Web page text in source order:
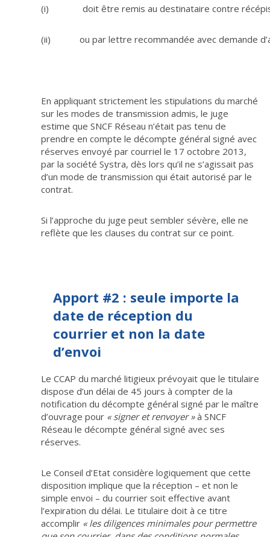
(i) doit être remis au destinataire contre
(ii) ou par lettre recommandée avec demande
En appliquant strictement les stipulations du marché
sur les modes de transmission admis, le juge
estime que SNCF Réseau n’était pas tenu de
prendre en compte le décompte général signé avec
réserves envoyé par courriel le 17 octobre 2013,
par la société Systra, dès lors qu’il ne s’agissait pas
d’un mode de transmission qui était autorisé par le
contrat.
Si l’approche du juge peut sembler sévère, elle ne
reflète que les clauses du contrat sur ce point.
Apport #2 : seule importe la
date de réception du
courrier et non la date
d’envoi
Le CCAP du marché litigieux prévoyait que le titulaire
dispose d’un délai de 45 jours à compter de la
notification du décompte général signé par le maître
d’ouvrage pour « signer et renvoyer »à SNCF
Réseau le décompte général signé avec ses
réserves.
Le Conseil d’Etat considère logiquement que cette
disposition implique que la réception – et non le
simple envoi – du courrier soit effective avant
l’expiration du délai. Le titulaire doit à ce titre
accomplir « les diligences minimales pour permettre